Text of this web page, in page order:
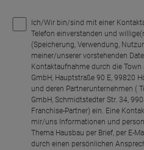
Ich/Wir bin/sind mit einer
Telefon einverstanden und
(Speicherung, Verwendung,
meiner/unserer vorstehenden
Kontaktaufnahme durch die Town
GmbH, Hauptstraße 90 E, 99820
und deren Partnerunternehmen (
GmbH, Schmidtstedter Str. 34,
Franchise-Partner) ein. Eine
mir/uns Informationen und
Thema Hausbau per Brief, per E-
durch einen persönlichen